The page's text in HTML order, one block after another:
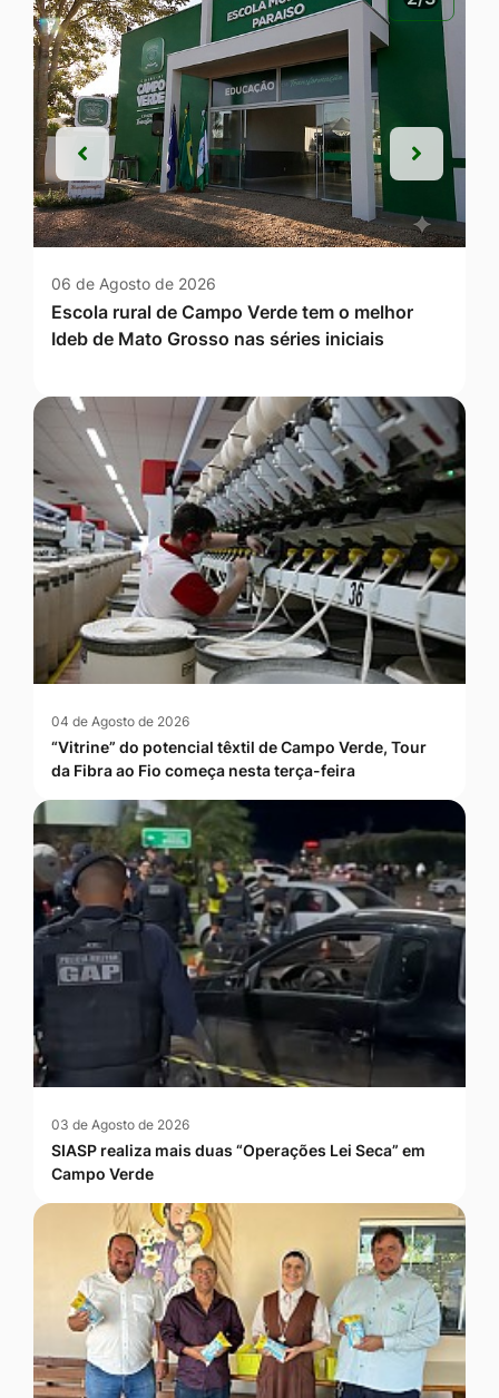
06 de Agosto de 2026
Escola rural de Campo Verde tem o melhor
Ideb de Mato Grosso nas séries iniciais
Anterior
Anterior Próxima
04 de Agosto de 2026
“Vitrine” do potencial têxtil de Campo Verde, Tour
da Fibra ao Fio começa nesta terça-feira
03 de Agosto de 2026
SIASP realiza mais duas “Operações Lei Seca” em
Campo Verde